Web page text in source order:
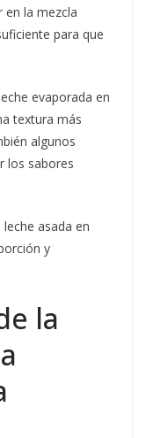
en la mezcla
para que
evaporada en
textura más
algunos
los sabores
asada en
y
la